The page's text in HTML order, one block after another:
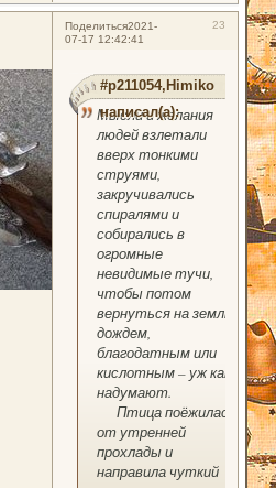
Поделиться 23
2021-
07-17 12:42:41
#p211054,Himiko
написал(а):
Мысли и желания
людей взлетали
вверх тонкими
струями,
закручивались
спиралями и
собирались в
огромные
невидимые тучи,
чтобы потом
вернуться на землю
дождем,
благодатным или
кислотным – уж как
надумают.
Птица поёжилась
от утренней
прохлады и
направила чуткий